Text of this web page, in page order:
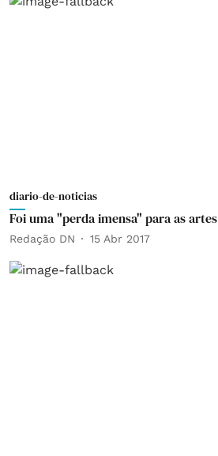
diario-de-noticias
Foi uma "perda imensa" para as artes
Redação DN 15 Abr 2017